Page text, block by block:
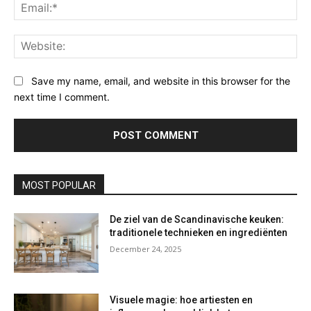
Save my name, email, and website in this browser for the
next time I comment.
MOST POPULAR
De ziel van de Scandinavische keuken:
traditionele technieken en ingrediënten
December 24, 2025
Visuele magie: hoe artiesten en